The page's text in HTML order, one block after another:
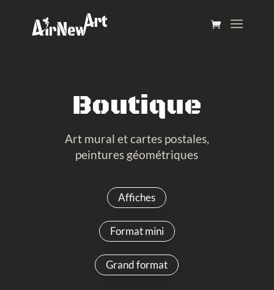
Boutique
Art mural et cartes postales,
peintures géométriques
Affiches
Format mini
Grand format